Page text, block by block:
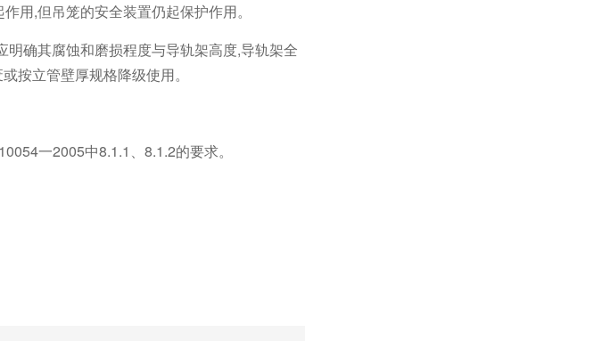
用,但吊笼的安全装置仍起保护作用。
确其腐蚀和磨损程度与导轨架高度,导轨架全
按立管壁厚规格降级使用。
一2005中8.1.1、8.1.2的要求。